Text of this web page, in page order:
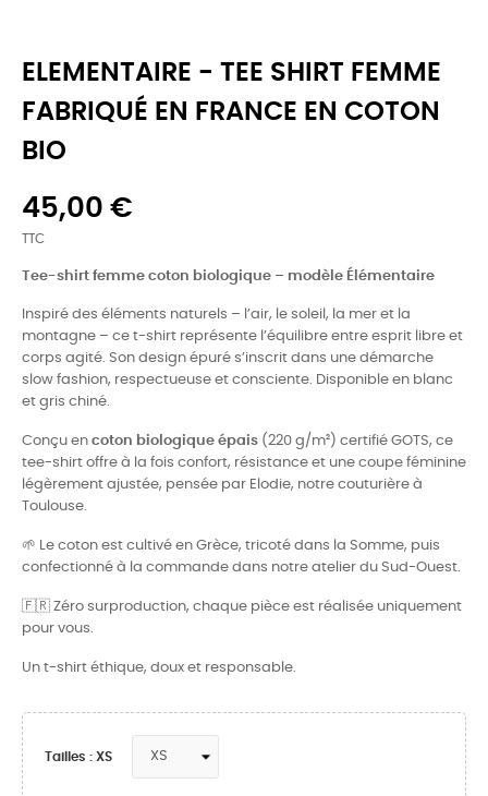
ELEMENTAIRE - TEE SHIRT FEMME
FABRIQUÉ EN FRANCE EN COTON
BIO
45,00 €
TTC
Tee-shirt femme coton biologique – modèle Élémentaire
Inspiré des éléments naturels – l’air, le soleil, la mer et la
montagne – ce t-shirt représente l’équilibre entre esprit libre et
corps agité. Son design épuré s’inscrit dans une démarche
slow fashion, respectueuse et consciente. Disponible en blanc
et gris chiné.
Conçu en coton biologique épais (220 g/m²) certifié GOTS, ce
tee-shirt offre à la fois confort, résistance et une coupe féminine
légèrement ajustée, pensée par Elodie, notre couturière à
Toulouse.
🌱 Le coton est cultivé en Grèce, tricoté dans la Somme, puis
confectionné à la commande dans notre atelier du Sud-Ouest.
🇫🇷 Zéro surproduction, chaque pièce est réalisée uniquement
pour vous.
Un t-shirt éthique, doux et responsable.
Tailles : XS